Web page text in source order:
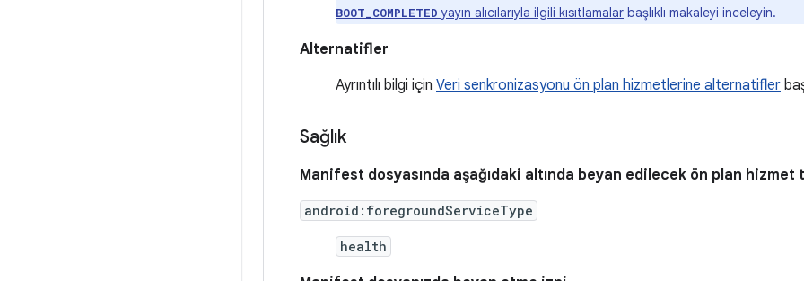
BOOT_COMPLETED yayın alıcılarıyla ilgili kısıtlamalar başlıklı makaleyi inceleyin.
Alternatifler
Ayrıntılı bilgi için Veri senkronizasyonu ön plan hizmetlerine alternatifler
Sağlık
Manifest dosyasında aşağıdaki altında beyan edilecek ön plan hizmet
android:foregroundServiceType
health